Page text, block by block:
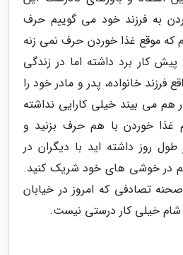
به فرزند خود می گوییم حرف
که موقع غذا خوردن حرف نمی زنه
کار برد داشته اما در زندگی
فرزند خانواده، پدر و مادر خود را
هم می بیند خیلی کارایی نداشته
غذا خوردن با هم حرف بزنید و
روز داشته اید با دیگران در
هم در خوشی های خود شریک کنید.
تصادفی که امروز در خیابان
شام خیلی کار درستی نیست.